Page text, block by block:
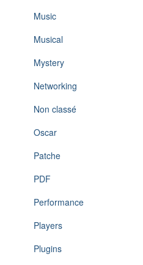
Music
Musical
Mystery
Networking
Non classé
Oscar
Patche
PDF
Performance
Players
Plugins